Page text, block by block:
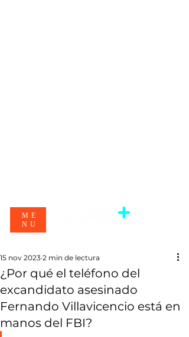
ME
NU
¿Por qué el teléfono del
excandidato asesinado
Fernando Villavicencio está en
manos del FBI?
15 nov 2023 2 min de lectura